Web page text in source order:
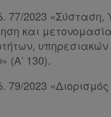
77/2023
και
(Α’ 130).
79/2023